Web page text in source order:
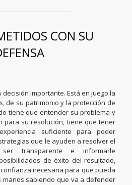
CON SU
importante. Está en juego la
de su patrimonio y la protección de
tiene que entender su problema y
para su resolución, tiene que tener
suficiente para poder
que le ayuden a resolver el
transparente e informarle
de éxito del resultado,
necesaria para que pueda
sabiendo que va a defender